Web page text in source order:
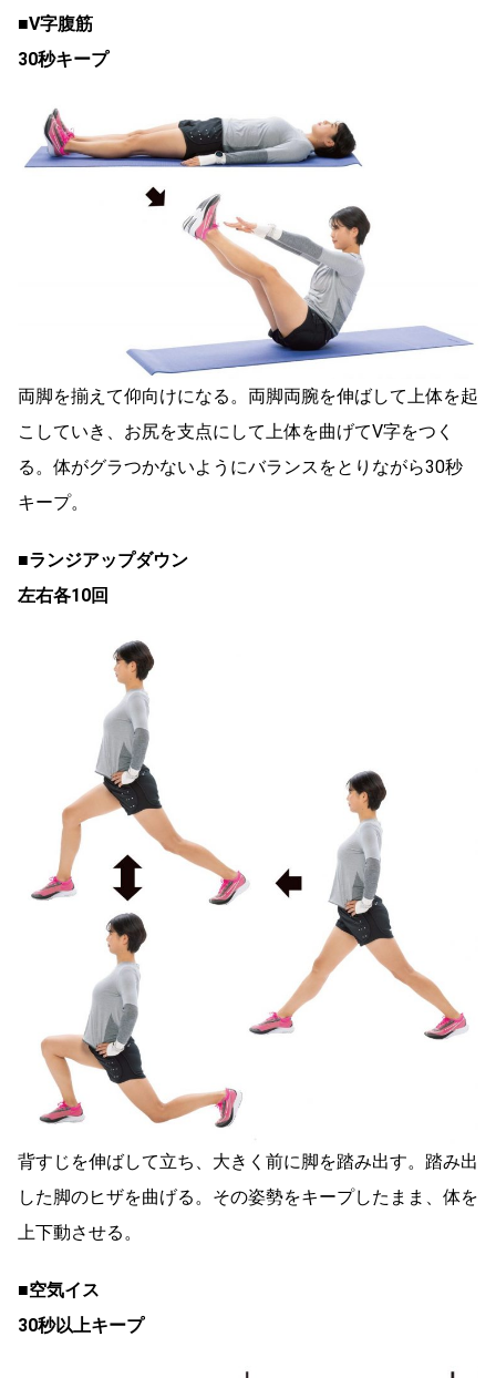
■V字腹筋
30秒キープ
両脚を揃えて仰向けになる。両脚両腕を伸ばして上体を起
こしていき、お尻を支点にして上体を曲げてV字をつく
る。体がグラつかないようにバランスをとりながら30秒
キープ。
■ランジアップダウン
左右各10回
背すじを伸ばして立ち、大きく前に脚を踏み出す。踏み出
した脚のヒザを曲げる。その姿勢をキープしたまま、体を
上下動させる。
■空気イス
30秒以上キープ